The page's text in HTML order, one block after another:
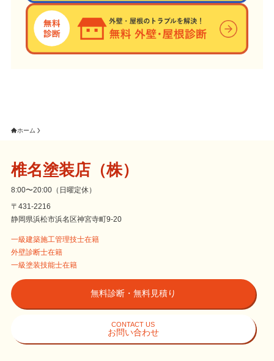
ホーム
椎名塗装店（株）
8:00〜20:00（日曜定休）
〒431-2216
静岡県浜松市浜名区神宮寺町9-20
一級建築施工管理技士在籍
外壁診断士在籍
一級塗装技能士在籍
無料診断・無料見積り
CONTACT US
お問い合わせ